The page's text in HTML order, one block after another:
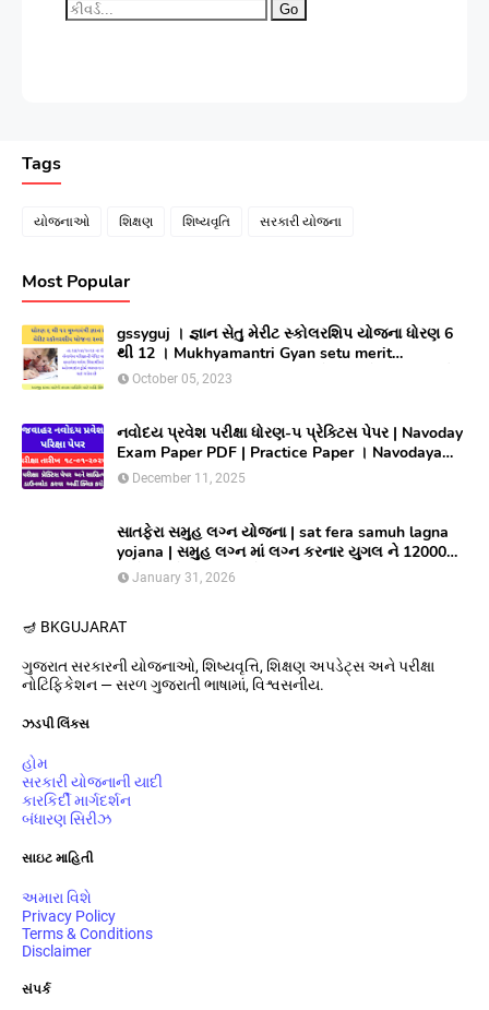
Go
Tags
યોજનાઓ શિક્ષણ શિષ્યવૃતિ સરકારી યોજના
Most Popular
gssyguj । જ્ઞાન સેતુ મેરીટ સ્કોલરશિપ યોજના ધોરણ 6
થી 12 । Mukhyamantri Gyan setu merit
Scholarship yojana 2023 ।સીલેક્ટ થયેલ વિધાર્થીઓ
લાભ મેળવવા માટે ઓનલાઇન અરજી કરો
October 05, 2023
નવોદય પ્રવેશ પરીક્ષા ધોરણ-૫ પ્રેક્ટિસ પેપર | Navoday
Exam Paper PDF | Practice Paper । Navodaya
Old paper NMMS OLD PAPER
December 11, 2025
સાતફેરા સમુહ લગ્ન યોજના | sat fera samuh lagna
yojana | સમુહ લગ્ન માં લગ્ન કરનાર યુગલ ને 12000
અને આયોજક સંસ્થાને યુગલ દિઠ ૩૦૦૦૦/ ની સહાય
આપતી યોજના
January 31, 2026
🪔 BKGUJARAT
ગુજરાત સરકારની યોજનાઓ, શિષ્યવૃત્તિ, શિક્ષણ અપડેટ્સ અને પરીક્ષા
નોટિફિકેશન — સરળ ગુજરાતી ભાષામાં, વિશ્વસનીય.
ઝડપી લિંક્સ
હોમ
સરકારી યોજનાની યાદી
કારકિર્દી માર્ગદર્શન
બંધારણ સિરીઝ
સાઇટ માહિતી
અમારા વિશે
Privacy Policy
Terms & Conditions
Disclaimer
સંપર્ક